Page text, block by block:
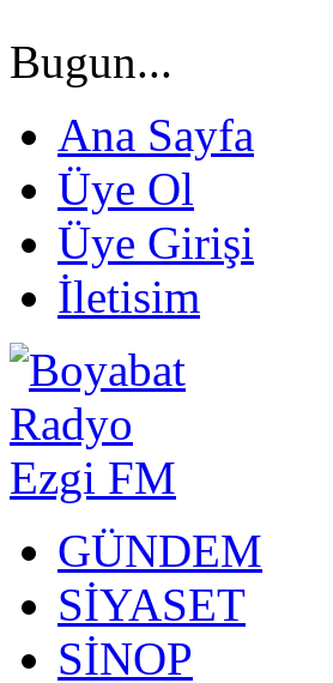
Bugun...
Ana Sayfa
Üye Ol
Üye Girişi
İletisim
GÜNDEM
SİYASET
SİNOP